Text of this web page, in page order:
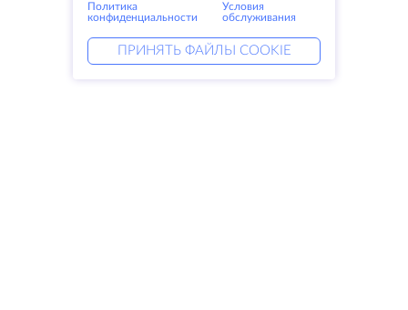
Политика
конфиденциальности
Условия
обслуживания
ПРИНЯТЬ ФАЙЛЫ COOKIE